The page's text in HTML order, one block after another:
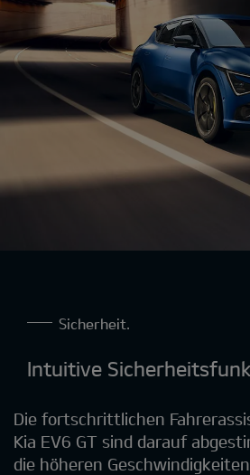
Sicherheit.
Intuitive
Die fortschrittlichen
Kia EV6 GT sind darauf
die höheren